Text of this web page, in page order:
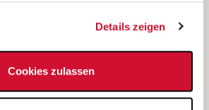
Details zeigen
Cookies zulassen